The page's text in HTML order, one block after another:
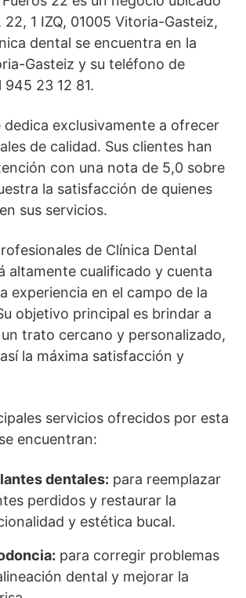
22, 1 IZQ, 01005 Vitoria-Gasteiz,
dental se encuentra en la
Gasteiz y su teléfono de
23 12 81.
dedica exclusivamente a ofrecer
de calidad. Sus clientes han
con una nota de 5,0 sobre
la satisfacción de quienes
sus servicios.
de Clínica Dental
altamente cualificado y cuenta
experiencia en el campo de la
objetivo principal es brindar a
trato cercano y personalizado,
la máxima satisfacción y
servicios ofrecidos por esta
encuentran:
dentales: para reemplazar
perdidos y restaurar la
y estética bucal.
para corregir problemas
dental y mejorar la